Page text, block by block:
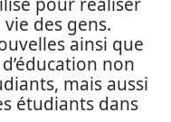
des gens.
ainsi que
non
mais aussi
étudiants dans